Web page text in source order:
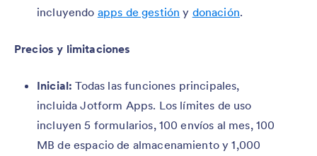
incluyendo apps de gestión y donación.
Precios y limitaciones
Inicial:Todas las funciones principales,
incluida Jotform Apps. Los límites de uso
incluyen 5 formularios, 100 envíos al mes, 100
MB de espacio de almacenamiento y 1,000